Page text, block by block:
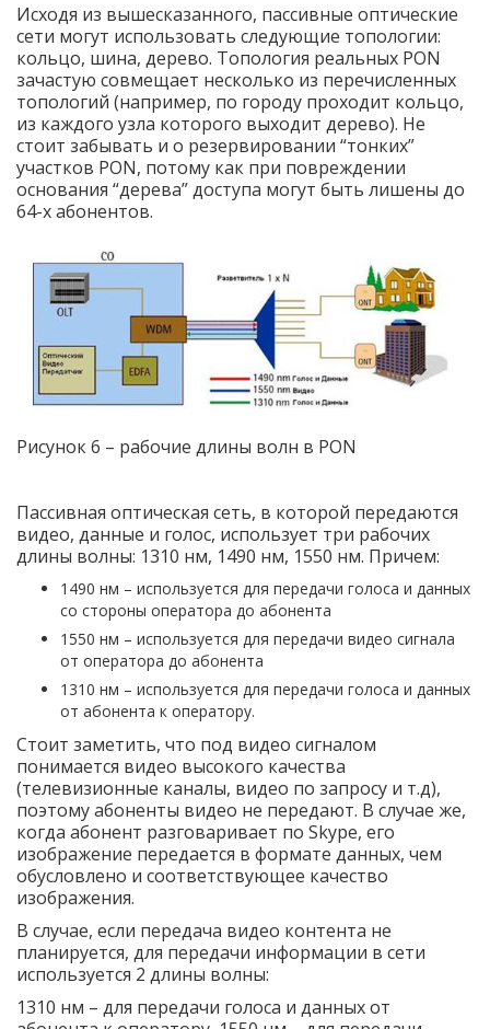
Исходя из вышесказанного, пассивные оптические
сети могут использовать следующие топологии:
кольцо, шина, дерево. Топология реальных PON
зачастую совмещает несколько из перечисленных
топологий (например, по городу проходит кольцо,
из каждого узла которого выходит дерево). Не
стоит забывать и о резервировании “тонких”
участков PON, потому как при повреждении
основания “дерева” доступа могут быть лишены до
64-х абонентов.
Рисунок 6 – рабочие длины волн в PON
Пассивная оптическая сеть, в которой передаются
видео, данные и голос, использует три рабочих
длины волны: 1310 нм, 1490 нм, 1550 нм. Причем:
1490 нм – используется для передачи голоса и данных
со стороны оператора до абонента
1550 нм – используется для передачи видео сигнала
от оператора до абонента
1310 нм – используется для передачи голоса и данных
от абонента к оператору.
Стоит заметить, что под видео сигналом
понимается видео высокого качества
(телевизионные каналы, видео по запросу и т.д),
поэтому абоненты видео не передают. В случае же,
когда абонент разговаривает по Skype, его
изображение передается в формате данных, чем
обусловлено и соответствующее качество
изображения.
В случае, если передача видео контента не
планируется, для передачи информации в сети
используется 2 длины волны:
1310 нм – для передачи голоса и данных от